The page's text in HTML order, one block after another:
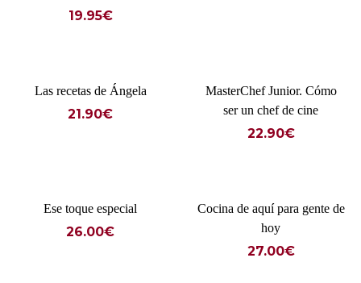
19.95€
Las recetas de Ángela
21.90€
MasterChef Junior. Cómo
ser un chef de cine
22.90€
Ese toque especial
26.00€
Cocina de aquí para gente de
hoy
27.00€